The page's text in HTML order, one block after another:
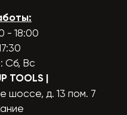
- 18:00
Сб, Вс
TOOLS |
шоссе, д. 13 пом. 7